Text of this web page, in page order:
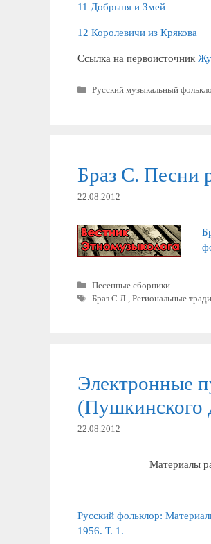
11 Добрыня и Змей
12 Королевичи из Крякова
Ссылка на первоисточник
Рубрики
Русский музыкальный
Браз С. Песни
22.08.2012
Рубрики
Песенные сборники
Метки
Браз С.Л. Региональные
Электронные
22.08.2012
Материалы
Русский фольклор:
1956. Т. 1.